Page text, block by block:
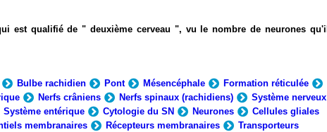
est qualifié de " deuxième cerveau ", vu le nombre de neurones qu'il
Bulbe rachidien Pont Mésencéphale
Formation réticulée
Nerfs crâniens Nerfs spinaux (rachidiens)
Système nerveux
Système entérique Cytologie du SN Neurones
Cellules gliales
membranaires Récepteurs membranaires
Transporteurs